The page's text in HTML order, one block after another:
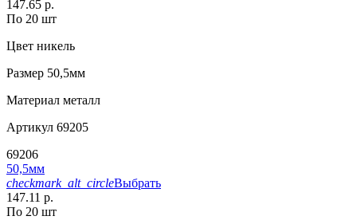
147.65 р.
По 20 шт
Цвет никель
Размер 50,5мм
Материал металл
Артикул 69205
69206
50,5мм
checkmark_alt_circleВыбрать
147.11 р.
По 20 шт